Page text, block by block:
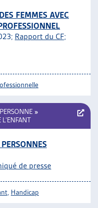
FEMMES AVEC
Rapport du CF;
»
L’ENFANT
de presse
Handicap